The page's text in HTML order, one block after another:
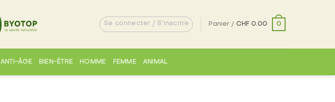
Se connecter / S’inscrire Panier / CHF0.00 0
ANTI-ÂGE BIEN-ÊTRE HOMME FEMME ANIMAL